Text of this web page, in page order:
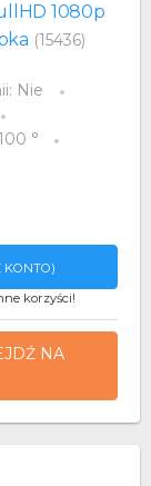
1080p
(15436)
Nie
°
KONTO)
korzyści!
NA